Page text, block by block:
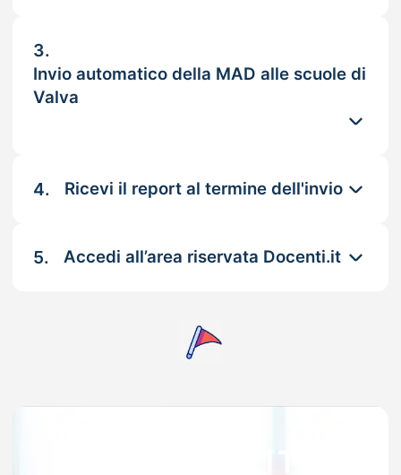
3.
Invio automatico della MAD alle scuole di
Valva
4. Ricevi il report al termine dell'invio
5. Accedi all’area riservata Docenti.it